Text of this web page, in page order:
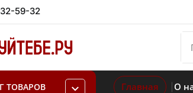
59-32
ТОВАРОВ Главная О